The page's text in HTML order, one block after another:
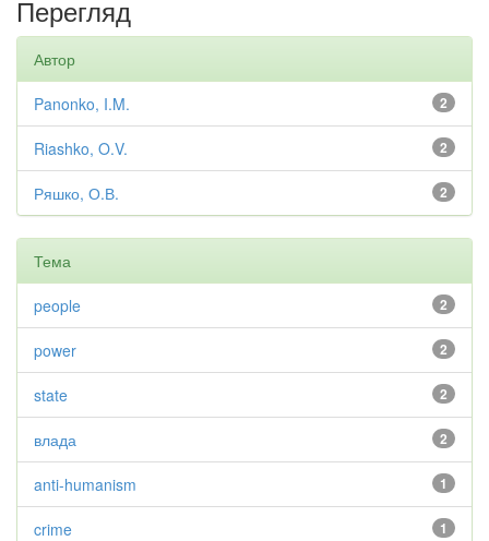
Перегляд
Автор
2
Panonko, I.M.
2
Riashko, O.V.
2
Ряшко, О.В.
Тема
2
people
2
power
2
state
2
влада
1
anti-humanism
1
crime